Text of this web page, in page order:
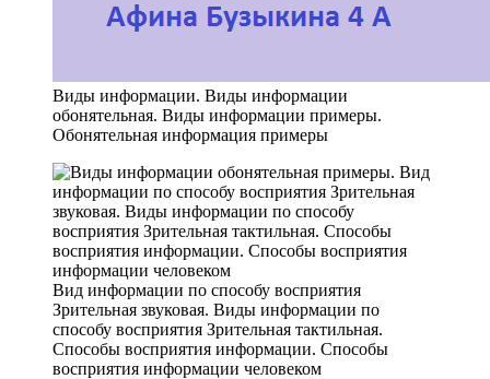
Виды информации. Виды информации
обонятельная. Виды информации примеры.
Обонятельная информация примеры
Вид информации по способу восприятия
Зрительная звуковая. Виды информации по
способу восприятия Зрительная тактильная.
Способы восприятия информации. Способы
восприятия информации человеком